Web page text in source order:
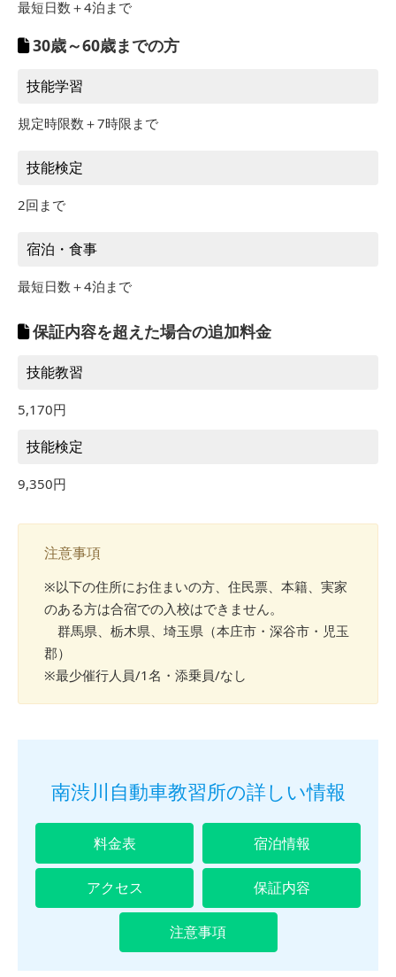
最短日数＋4泊まで
30歳～60歳までの方
技能学習
規定時限数＋7時限まで
技能検定
2回まで
宿泊・食事
最短日数＋4泊まで
保証内容を超えた場合の追加料金
技能教習
5,170円
技能検定
9,350円
注意事項
※以下の住所にお住まいの方、住民票、本籍、実家
のある方は合宿での入校はできません。
群馬県、栃木県、埼玉県（本庄市・深谷市・児玉
郡）
※最少催行人員/1名・添乗員/なし
南渋川自動車教習所の詳しい情報
料金表 宿泊情報
アクセス 保証内容
注意事項